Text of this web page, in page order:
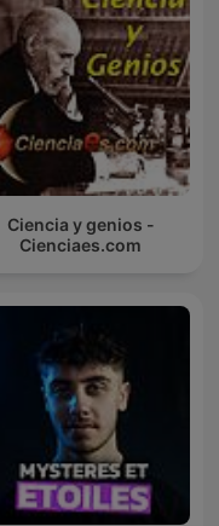
Ciencia y genios -
Cienciaes.com